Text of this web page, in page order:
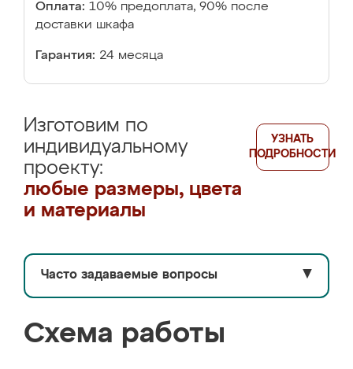
Оплата: 10% предоплата, 90% после
доставки шкафа
Гарантия: 24 месяца
Изготовим по
индивидуальному
проекту:
любые размеры, цвета
и материалы
УЗНАТЬ
ПОДРОБНОСТИ
Часто задаваемые вопросы ▼
Схема работы